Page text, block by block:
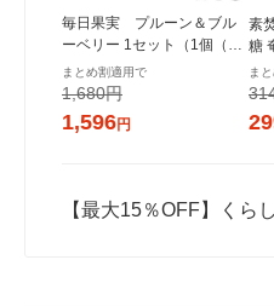
毎日果実 プルーン＆ブル
ーベリー 1セット（1個（3
枚×2袋入）×10） 江崎グリ
コ バランス栄養食
まとめ割適用で
1,680円
1,596円
素
糖
ま
【最大15％OFF】くら